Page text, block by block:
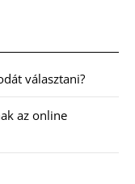
választani?
az online